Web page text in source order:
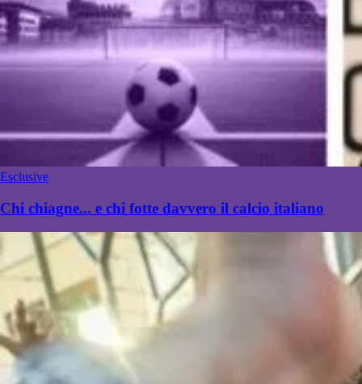
Esclusive
Chi chiagne... e chi fotte davvero il calcio italiano